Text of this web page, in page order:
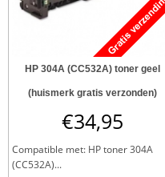
HP 304A (CC532A) toner geel
(huismerk gratis verzonden)
€34,95
Compatible met: HP toner 304A
(CC532A)...